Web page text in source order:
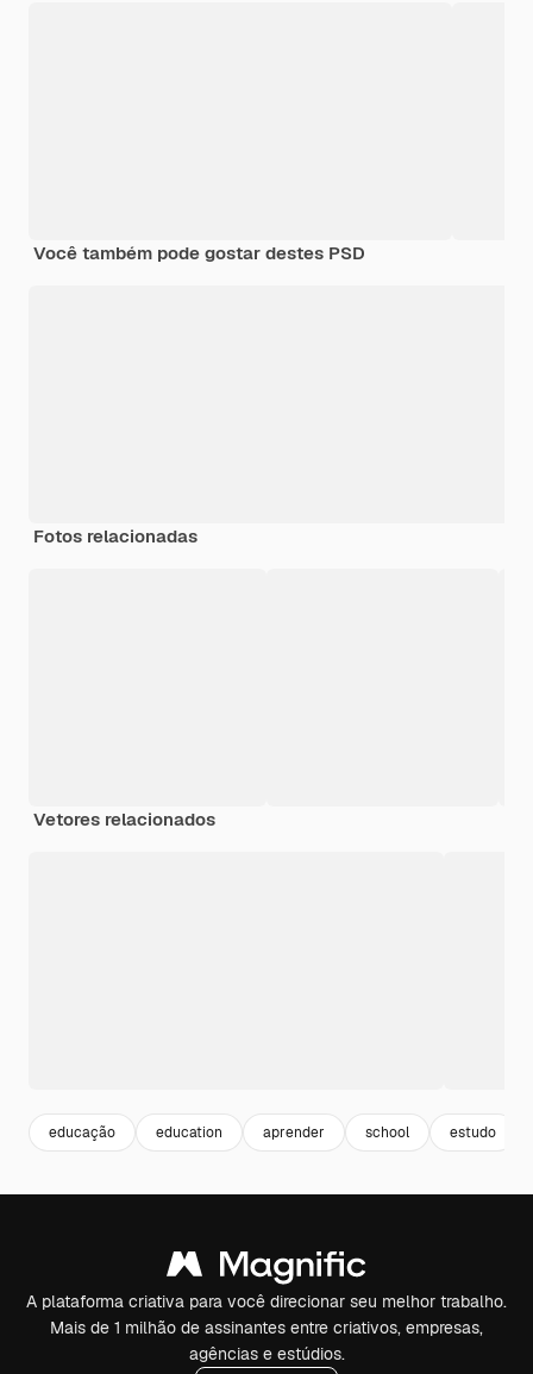
Você também pode gostar destes PSD
Fotos relacionadas
Vetores relacionados
educação education aprender school estudo
A plataforma criativa para você direcionar seu melhor trabalho.
Mais de 1 milhão de assinantes entre criativos, empresas,
agências e estúdios.